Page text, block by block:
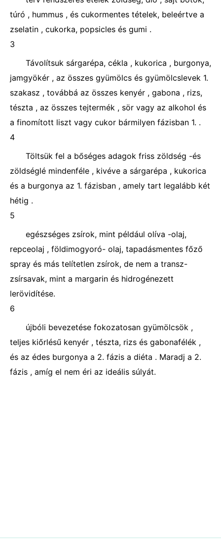
túró , hummus , és cukormentes tételek, beleértve a
zselatin , cukorka, popsicles és gumi .
3
Távolítsuk sárgarépa, cékla , kukorica , burgonya,
jamgyökér , az összes gyümölcs és gyümölcslevek 1.
szakasz , továbbá az összes kenyér , gabona , rizs,
tészta , az összes tejtermék , sör vagy az alkohol és
a finomított liszt vagy cukor bármilyen fázisban 1. .
4
Töltsük fel a bőséges adagok friss zöldség -és
zöldséglé mindenféle , kivéve a sárgarépa , kukorica
és a burgonya az 1. fázisban , amely tart legalább két
hétig .
5
egészséges zsírok, mint például olíva -olaj,
repceolaj , földimogyoró- olaj, tapadásmentes főző
spray és más telítetlen zsírok, de nem a transz-
zsírsavak, mint a margarin és hidrogénezett
lerövidítése.
6
újbóli bevezetése fokozatosan gyümölcsök ,
teljes kiőrlésű kenyér , tészta, rizs és gabonafélék ,
és az édes burgonya a 2. fázis a diéta . Maradj a 2.
fázis , amíg el nem éri az ideális súlyát.